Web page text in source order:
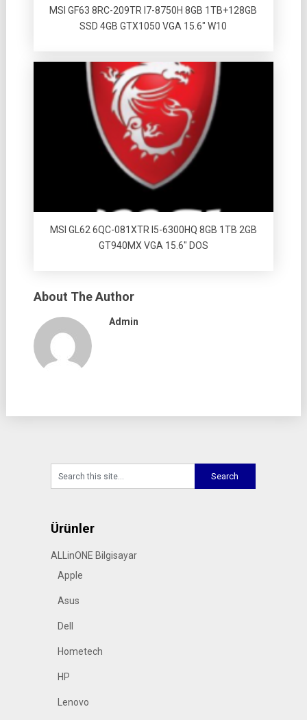
MSI GF63 8RC-209TR I7-8750H 8GB 1TB+128GB
SSD 4GB GTX1050 VGA 15.6″ W10
MSI GL62 6QC-081XTR I5-6300HQ 8GB 1TB 2GB
GT940MX VGA 15.6″ DOS
About The Author
Admin
Ürünler
ALLinONE Bilgisayar
Apple
Asus
Dell
Hometech
HP
Lenovo